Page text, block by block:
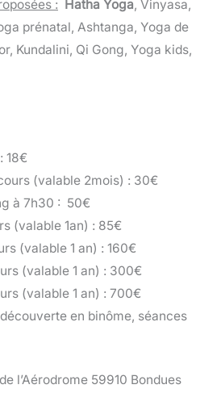
: Hatha Yoga, Vinyasa,
prénatal, Ashtanga, Yoga de
Kundalini, Qi Gong, Yoga kids,
18€
(valable 2mois) : 30€
à 7h30 : 50€
(valable 1an) : 85€
(valable 1 an) : 160€
(valable 1 an) : 300€
(valable 1 an) : 700€
en binôme, séances
l’Aérodrome 59910 Bondues